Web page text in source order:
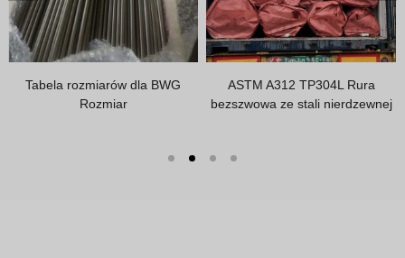
Tabela rozmiarów dla BWG
Rozmiar
ASTM A312 TP304L Rura
bezszwowa ze stali nierdzewnej